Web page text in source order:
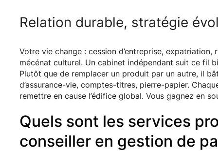
Relation durable, stratégie
Votre vie change : cession d’entreprise,
mécénat culturel. Un cabinet indépendant suit ce fil
Plutôt que de remplacer un produit par un autre, il
d’assurance-vie, comptes-titres, pierre-papier.
remettre en cause l’édifice global. Vous gagnez en
Quels sont les services
conseiller en gestion de